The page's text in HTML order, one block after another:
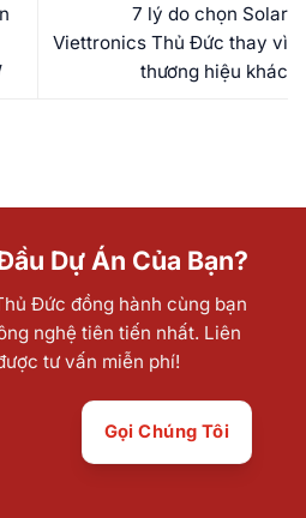
7 lý do chọn Solar
Viettronics Thủ Đức thay vì
thương hiệu khác
Dự Án Của Bạn?
Đức đồng hành cùng bạn
nghệ tiên tiến nhất. Liên
tư vấn miễn phí!
Gọi Chúng Tôi